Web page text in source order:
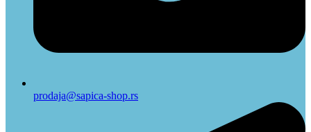
prodaja@sapica-shop.rs